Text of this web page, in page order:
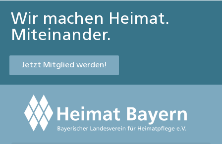
Wir machen Heimat.
Miteinander.
Jetzt Mitglied werden!